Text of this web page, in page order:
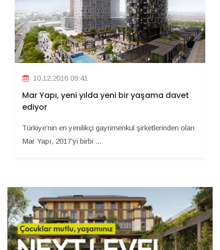
10.12.2016 09:41
Mar Yapı, yeni yılda yeni bir yaşama davet
ediyor
Türkiye’nin en yenilikçi gayrimenkul şirketlerinden olan
Mar Yapı, 2017’yi birbi ...